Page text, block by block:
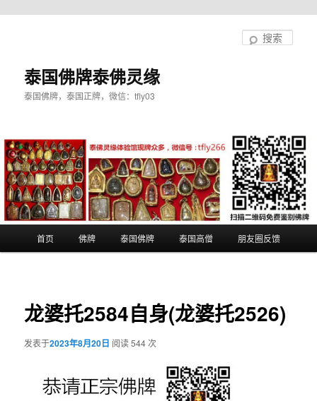
泰国佛牌泰佛灵缘
泰国佛牌，泰国正牌，微信：tfly03
首页 佛牌 泰国佛牌 泰国高僧 朋友圈反馈
龙婆托2584自身(龙婆托2526)
发表于2023年8月20日 阅读 544 次